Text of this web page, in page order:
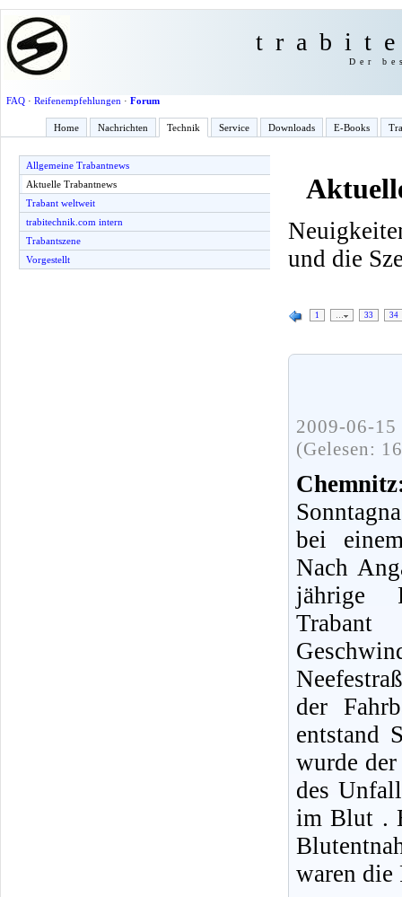
Der
FAQ· Reifenempfehlungen · Forum
Home Nachrichten Technik Service Downloads E-Books
Allgemeine Trabantnews
Aktuelle Trabantnews
Trabant weltweit
trabitechnik.com intern
Trabantszene
Vorgestellt
und die
1 33 34
2009-06-
(Gelesen:
bei
Nach
jährige
der
entstand
wurde
des
im Blut .
waren die